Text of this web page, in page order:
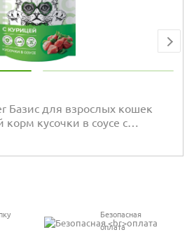
Базис для взрослых кошек
кусочки в соусе с
Безопасная
оплата